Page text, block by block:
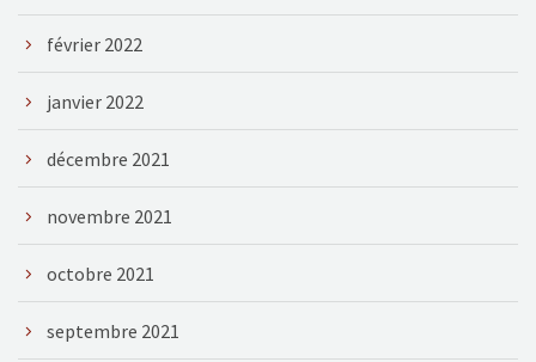
février 2022
janvier 2022
décembre 2021
novembre 2021
octobre 2021
septembre 2021